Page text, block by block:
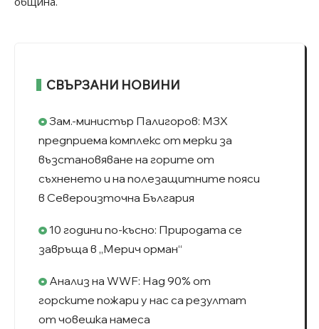
СВЪРЗАНИ НОВИНИ
Зам.-министър Палигоров: МЗХ
предприема комплекс от мерки за
възстановяване на горите от
съхненето и на полезащитните пояси
в Североизточна България
10 години по-късно: Природата се
завръща в „Мерич орман“
Анализ на WWF: Над 90% от
горските пожари у нас са резултат
от човешка намеса